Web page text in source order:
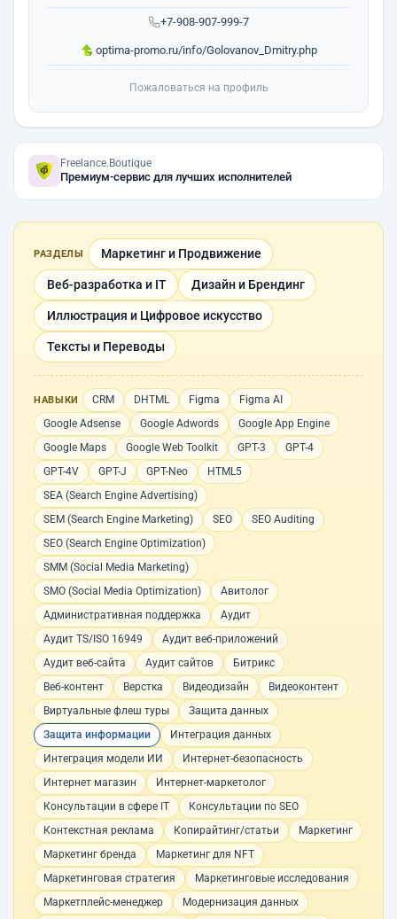
+7-908-907-999-7
optima-promo.ru/info/Golovanov_Dmitry.php
Пожаловаться на профиль
Freelance.Boutique
Премиум-сервис для лучших исполнителей
РАЗДЕЛЫ Маркетинг и Продвижение
Веб-разработка и IT Дизайн и Брендинг
Иллюстрация и Цифровое искусство
Тексты и Переводы
НАВЫКИ CRM DHTML Figma
Figma AI
Google Adsense
Google Adwords
Google App Engine
Google Maps
Google Web Toolkit GPT-3
GPT-4
GPT-4V
GPT-J GPT-Neo
HTML5
SEA (Search Engine Advertising)
SEM (Search Engine Marketing)
SEO
SEO Auditing
SEO (Search Engine Optimization)
SMM (Social Media Marketing)
SMO (Social Media Optimization)
Авитолог
Административная поддержка
Аудит
Аудит TS/ISO 16949
Аудит веб-приложений
Аудит веб-сайта
Аудит сайтов
Битрикс
Веб-контент
Верстка Видеодизайн
Видеоконтент
Виртуальные флеш туры
Защита данных
Защита информации
Интеграция данных
Интеграция модели ИИ
Интернет-безопасность
Интернет магазин
Интернет-маркетолог
Консультации в сфере IT
Консультации по SEO
Контекстная реклама
Копирайтинг/статьи
Маркетинг
Маркетинг бренда
Маркетинг для NFT
Маркетинговая стратегия
Маркетинговые исследования
Маркетплейс-менеджер
Модернизация данных